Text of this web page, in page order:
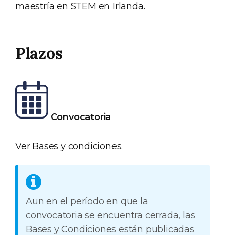
maestría en STEM en Irlanda.
Plazos
Convocatoria
Ver Bases y condiciones.
Aun en el período en que la
convocatoria se encuentra cerrada, las
Bases y Condiciones están publicadas